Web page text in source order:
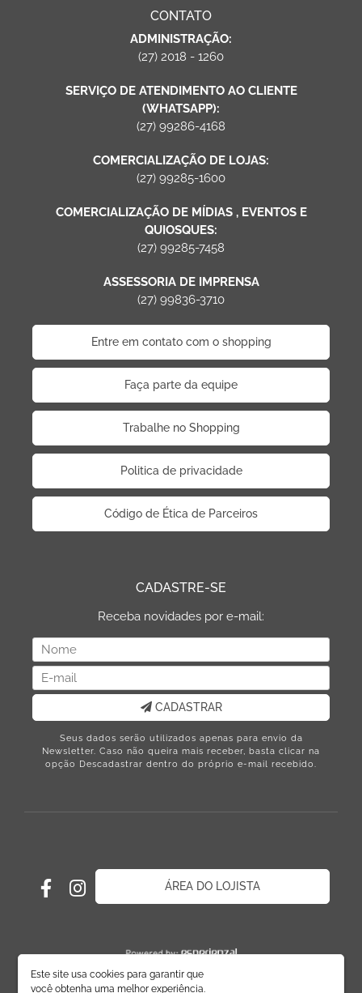
Este site usa cookies para garantir que
você obtenha uma melhor experiência.
CONTATO
ADMINISTRAÇÃO:
(27) 2018 - 1260
SERVIÇO DE ATENDIMENTO AO CLIENTE
(WHATSAPP):
(27) 99286-4168
COMERCIALIZAÇÃO DE LOJAS:
(27) 99285-1600
COMERCIALIZAÇÃO DE MÍDIAS , EVENTOS E
QUIOSQUES:
(27) 99285-7458
ASSESSORIA DE IMPRENSA
(27) 99836-3710
Entre em contato com o shopping
Faça parte da equipe
Trabalhe no Shopping
Politica de privacidade
Código de Ética de Parceiros
CADASTRE-SE
Receba novidades por e-mail:
CADASTRAR
Seus dados serão utilizados apenas para envio da
Newsletter. Caso não queira mais receber, basta clicar na
opção Descadastrar dentro do próprio e-mail recebido.
ÁREA DO LOJISTA